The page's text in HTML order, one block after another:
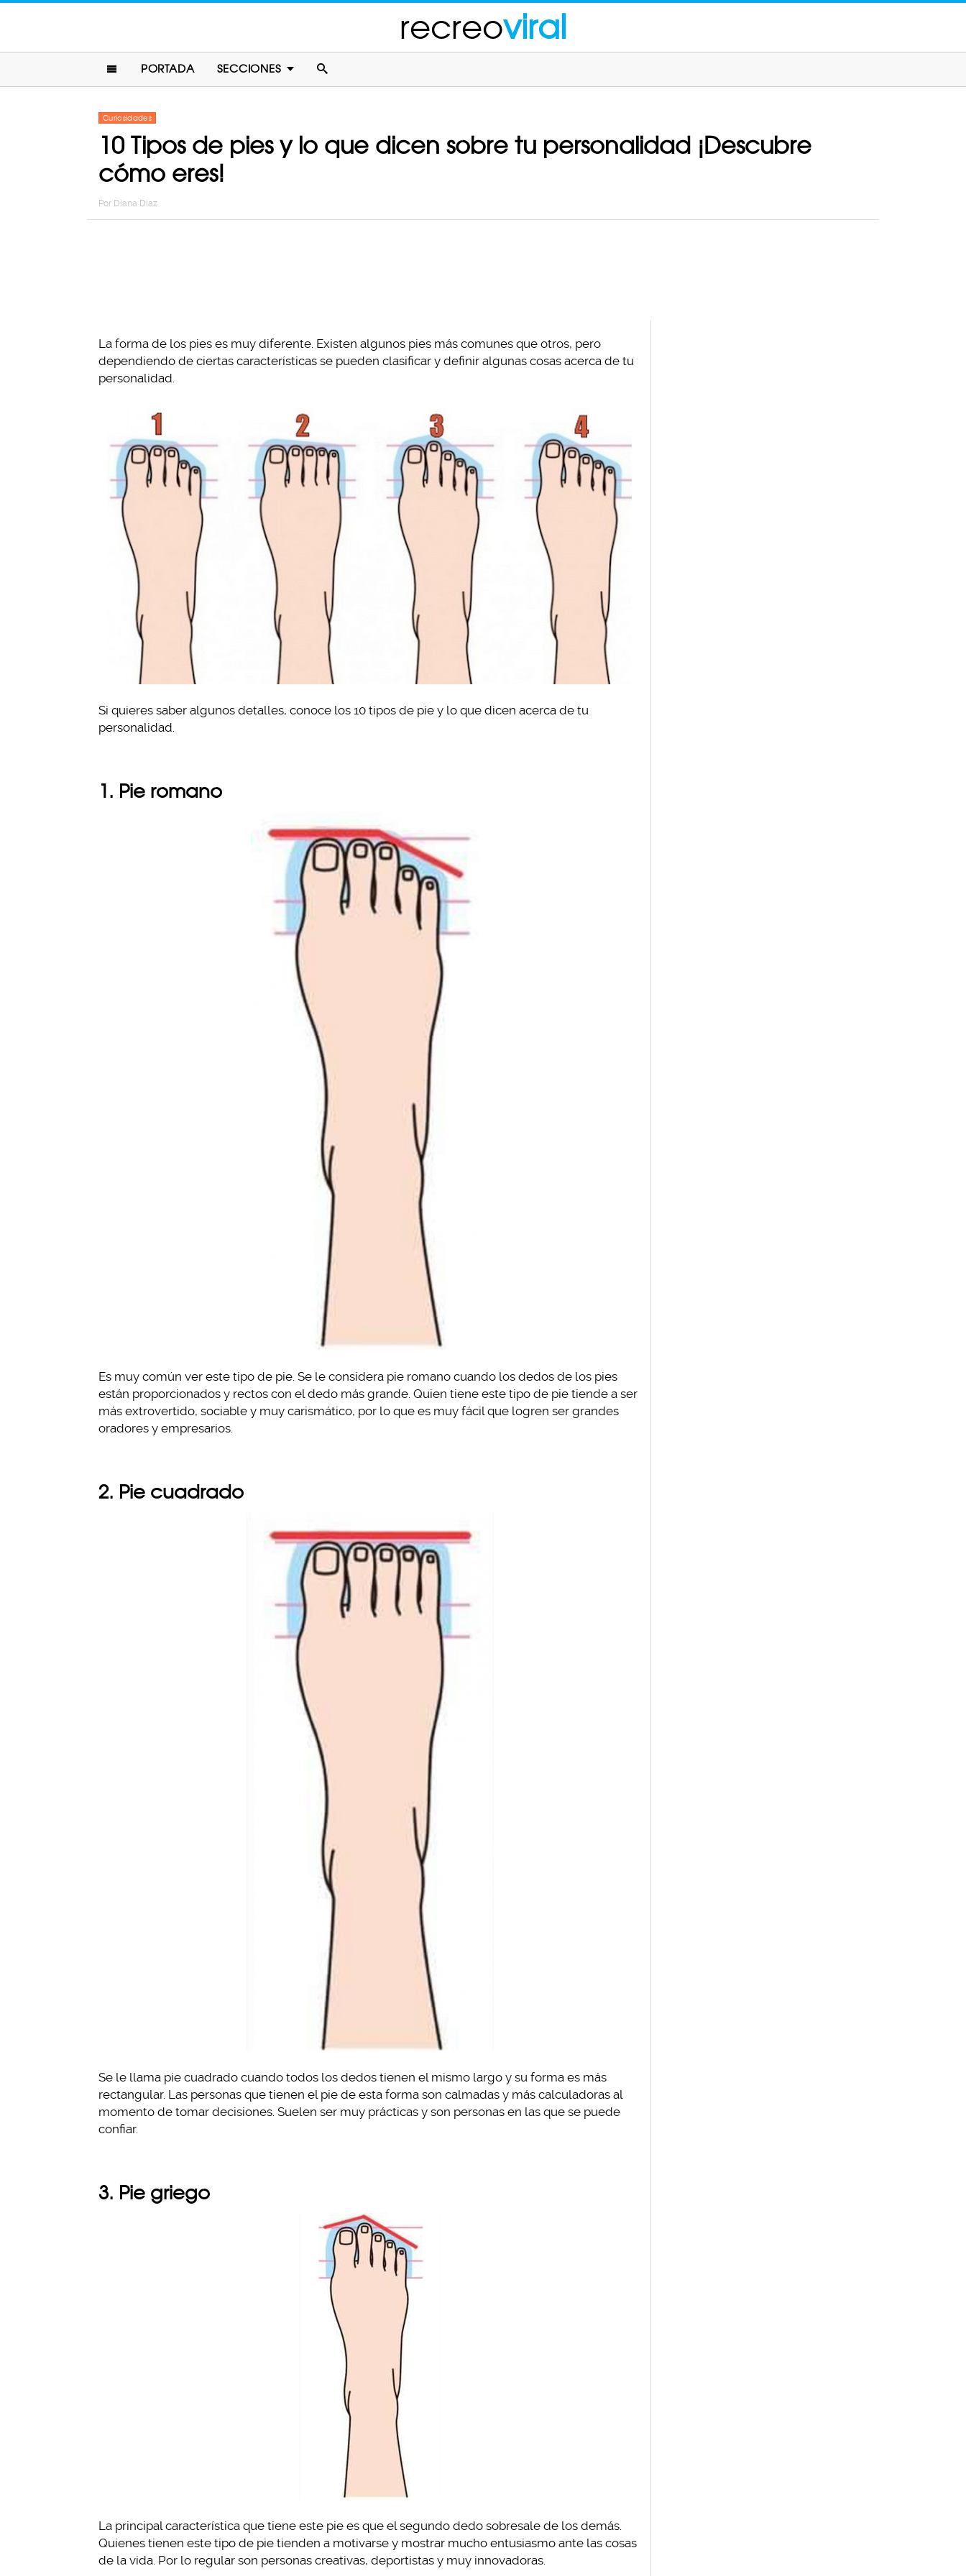
recreoviral
PORTADA SECCIONES
Curiosidades
10 Tipos de pies y lo que dicen sobre tu personalidad ¡Descubre
cómo eres!
Por Diana Diaz
La forma de los pies es muy diferente. Existen algunos pies más comunes que otros, pero
dependiendo de ciertas características se pueden clasificar y definir algunas cosas acerca de tu
personalidad.
Si quieres saber algunos detalles, conoce los 10 tipos de pie y lo que dicen acerca de tu
personalidad.
1. Pie romano
Es muy común ver este tipo de pie. Se le considera pie romano cuando los dedos de los pies
están proporcionados y rectos con el dedo más grande. Quien tiene este tipo de pie tiende a ser
más extrovertido, sociable y muy carismático, por lo que es muy fácil que logren ser grandes
oradores y empresarios.
2. Pie cuadrado
Se le llama pie cuadrado cuando todos los dedos tienen el mismo largo y su forma es más
rectangular. Las personas que tienen el pie de esta forma son calmadas y más calculadoras al
momento de tomar decisiones. Suelen ser muy prácticas y son personas en las que se puede
confiar.
3. Pie griego
La principal característica que tiene este pie es que el segundo dedo sobresale de los demás.
Quienes tienen este tipo de pie tienden a motivarse y mostrar mucho entusiasmo ante las cosas
de la vida. Por lo regular son personas creativas, deportistas y muy innovadoras.